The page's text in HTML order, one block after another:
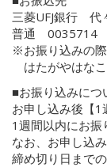
三菱UFJ銀行 代
普通 0035714
※お振り込みの
はたがやはな
■お振り込みにつ
お申し込み後【1
1週間以内にお
なお、お申し込
締め切り日まで